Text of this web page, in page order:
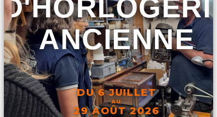
ANCIENNE
DU 6 JUILLET
AU
29 AOÛT 2026